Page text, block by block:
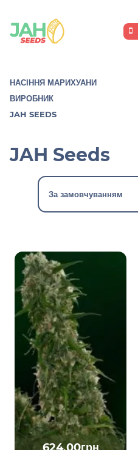
НАСІННЯ МАРИХУАНИ
ВИРОБНИК
JAH SEEDS
JAH Seeds
За замовчуванням